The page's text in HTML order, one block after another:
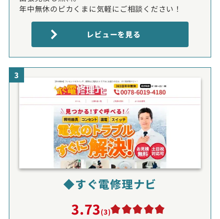
年中無休のピカくまに気軽にご相談ください！
レビューを見る
3
◆すぐ電修理ナビ
3.73(3)